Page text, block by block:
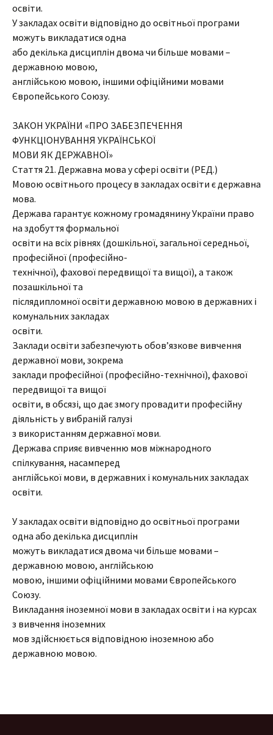
освіти.
У закладах освіти відповідно до освітньої програми
можуть викладатися одна
або декілька дисциплін двома чи більше мовами –
державною мовою,
англійською мовою, іншими офіційними мовами
Європейського Союзу.
ЗАКОН УКРАЇНИ «ПРО ЗАБЕЗПЕЧЕННЯ
ФУНКЦІОНУВАННЯ УКРАЇНСЬКОЇ
МОВИ ЯК ДЕРЖАВНОЇ»
Стаття 21. Державна мова у сфері освіти (РЕД.)
Мовою освітнього процесу в закладах освіти є державна
мова.
Держава гарантує кожному громадянину України право
на здобуття формальної
освіти на всіх рівнях (дошкільної, загальної середньої,
професійної (професійно-
технічної), фахової передвищої та вищої), а також
позашкільної та
післядипломної освіти державною мовою в державних і
комунальних закладах
освіти.
Заклади освіти забезпечують обов’язкове вивчення
державної мови, зокрема
заклади професійної (професійно-технічної), фахової
передвищої та вищої
освіти, в обсязі, що дає змогу провадити професійну
діяльність у вибраній галузі
з використанням державної мови.
Держава сприяє вивченню мов міжнародного
спілкування, насамперед
англійської мови, в державних і комунальних закладах
освіти.
У закладах освіти відповідно до освітньої програми
одна або декілька дисциплін
можуть викладатися двома чи більше мовами –
державною мовою, англійською
мовою, іншими офіційними мовами Європейського
Союзу.
Викладання іноземної мови в закладах освіти і на курсах
з вивчення іноземних
мов здійснюється відповідною іноземною або
державною мовою.